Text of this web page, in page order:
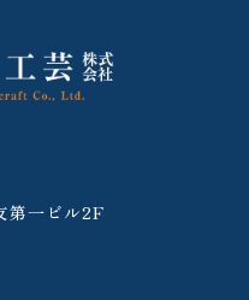
第一ビル2F